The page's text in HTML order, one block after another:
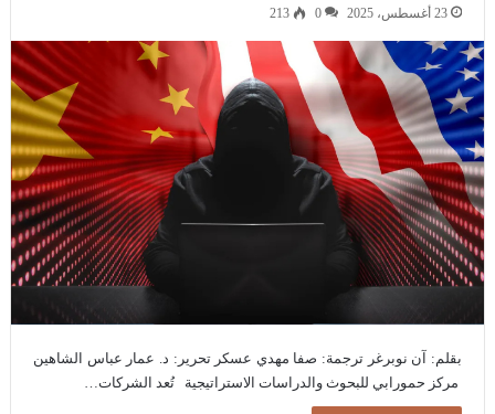
23 أغسطس، 2025 0
213
بقلم: آن نوبرغر ترجمة: صفا مهدي عسكر تحرير: د. عمار عباس الشاهين
مركز حمورابي للبحوث والدراسات الاستراتيجية تُعد الشركات…